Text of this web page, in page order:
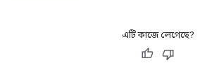
এটি কাজে লেগেছে?